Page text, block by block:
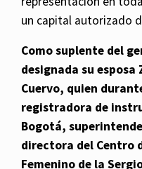
un capital autorizado
Como suplente del
designada su esposa
Cuervo, quien
registradora de
Bogotá,
directora del Centro
Femenino de la